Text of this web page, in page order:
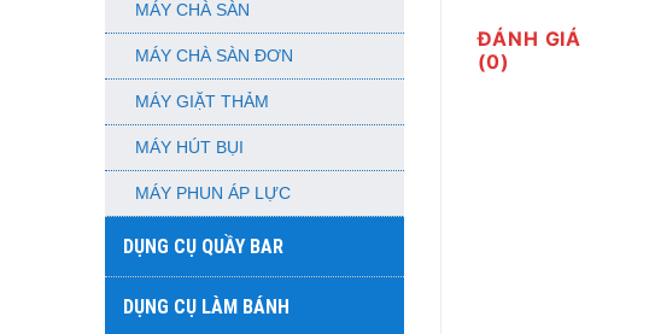
MÁY CHÀ SÀN
MÁY CHÀ SÀN ĐƠN
MÁY GIẶT THẢM
MÁY HÚT BỤI
MÁY PHUN ÁP LỰC
DỤNG CỤ QUẦY BAR
DỤNG CỤ LÀM BÁNH
ĐÁNH GIÁ
(0)